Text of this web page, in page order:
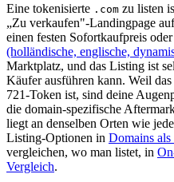
Eine tokenisierte .com zu listen
„Zu verkaufen"-Landingpage
einen festen Sofortkaufpreis
(holländische, englische,
Marktplatz, und das Listing ist
Käufer ausführen kann. Weil
721-Token ist, sind deine
die domain-spezifische
liegt an denselben Orten wie
Listing-Optionen in Domains
vergleichen, wo man listet, in
Vergleich.